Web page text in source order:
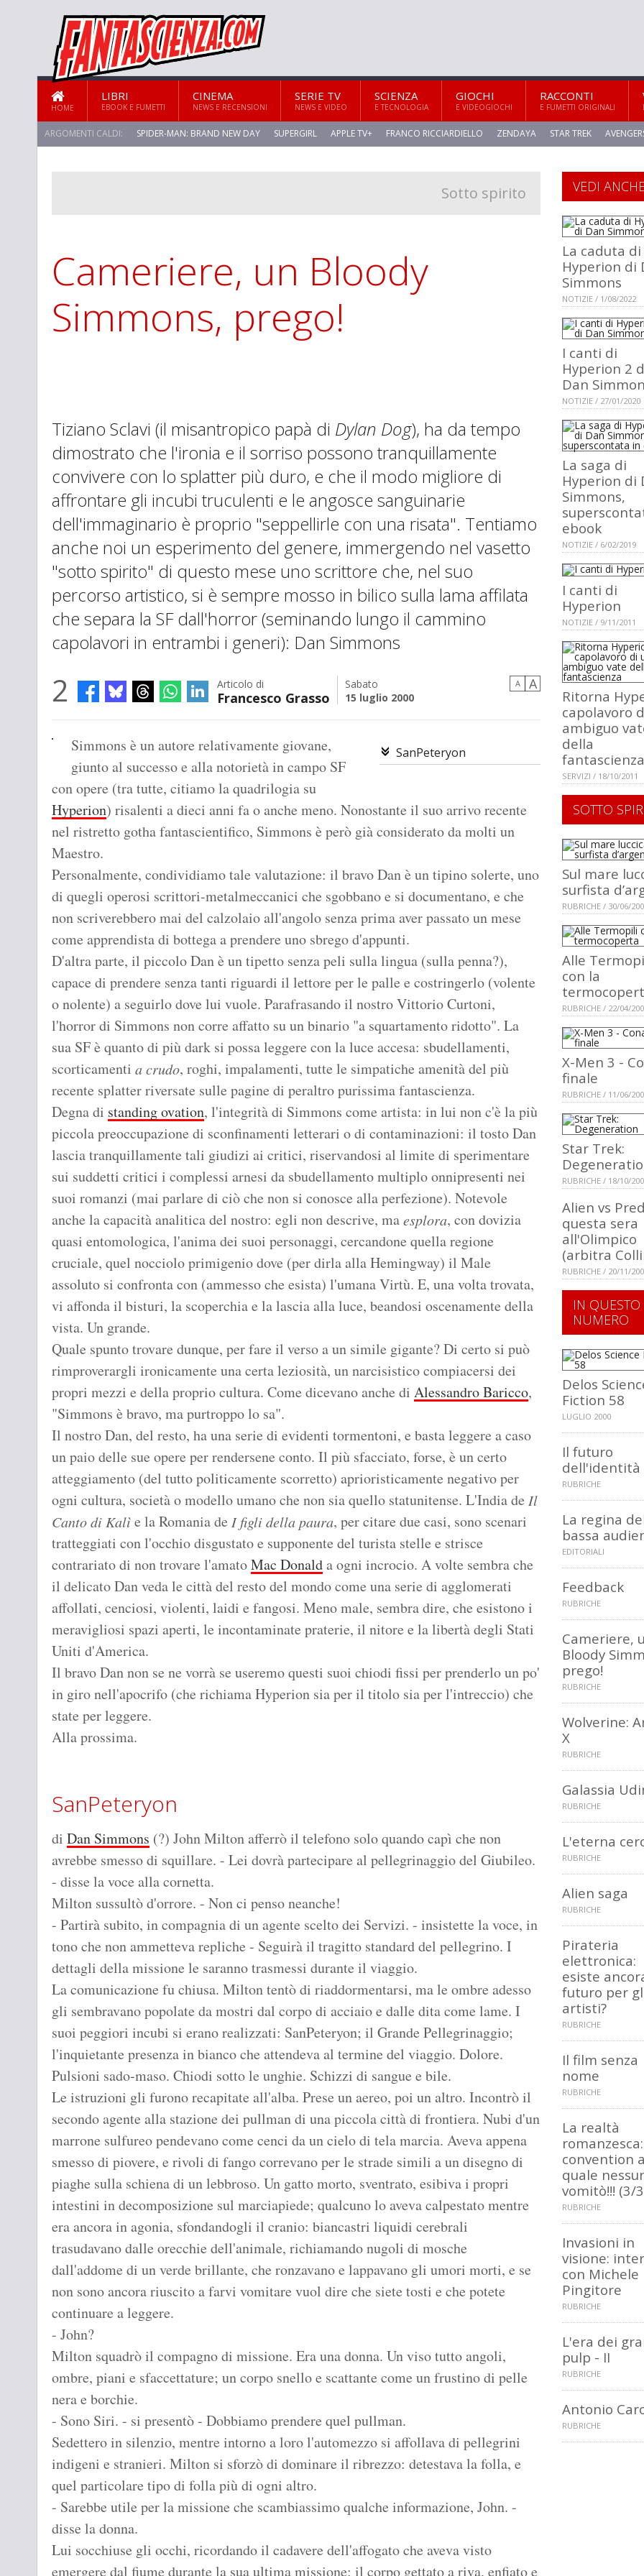
HOME
LIBRI
EBOOK E FUMETTI
CINEMA
NEWS E RECENSIONI
SERIE TV
NEWS E VIDEO
SCIENZA
E TECNOLOGIA
GIOCHI
E VIDEOGIOCHI
RACCONTI
E FUMETTI ORIGINALI
ARGOMENTI CALDI: SPIDER-MAN: BRAND NEW DAY SUPERGIRL APPLE TV+ FRANCO RICCIARDIELLO ZENDAYA STAR TREK
Sotto spirito
Cameriere, un Bloody
Simmons, prego!
Tiziano Sclavi (il misantropico papà di Dylan Dog), ha da tempo
dimostrato che l'ironia e il sorriso possono tranquillamente
convivere con lo splatter più duro, e che il modo migliore di
affrontare gli incubi truculenti e le angosce sanguinarie
dell'immaginario è proprio "seppellirle con una risata". Tentiamo
anche noi un esperimento del genere, immergendo nel vasetto
"sotto spirito" di questo mese uno scrittore che, nel suo
percorso artistico, si è sempre mosso in bilico sulla lama affilata
che separa la SF dall'horror (seminando lungo il cammino
capolavori in entrambi i generi): Dan Simmons
2 Articolo di
Francesco Grasso
Sabato
15 luglio 2000
A A
SanPeteryon
Simmons è un autore relativamente giovane,
giunto al successo e alla notorietà in campo SF
con opere (tra tutte, citiamo la quadrilogia su
Hyperion) risalenti a dieci anni fa o anche meno. Nonostante il suo arrivo recente
nel ristretto gotha fantascientifico, Simmons è però già considerato da molti un
Maestro.
Personalmente, condividiamo tale valutazione: il bravo Dan è un tipino solerte, uno
di quegli operosi scrittori-metalmeccanici che sgobbano e si documentano, e che
non scriverebbero mai del calzolaio all'angolo senza prima aver passato un mese
come apprendista di bottega a prendere uno sbrego d'appunti.
D'altra parte, il piccolo Dan è un tipetto senza peli sulla lingua (sulla penna?),
capace di prendere senza tanti riguardi il lettore per le palle e costringerlo (volente
o nolente) a seguirlo dove lui vuole. Parafrasando il nostro Vittorio Curtoni,
l'horror di Simmons non corre affatto su un binario "a squartamento ridotto". La
sua SF è quanto di più dark si possa leggere con la luce accesa: sbudellamenti,
scorticamenti a crudo, roghi, impalamenti, tutte le simpatiche amenità del più
recente splatter riversate sulle pagine di peraltro purissima fantascienza.
Degna di standing ovation, l'integrità di Simmons come artista: in lui non c'è la più
piccola preoccupazione di sconfinamenti letterari o di contaminazioni: il tosto Dan
lascia tranquillamente tali giudizi ai critici, riservandosi al limite di sperimentare
sui suddetti critici i complessi arnesi da sbudellamento multiplo onnipresenti nei
suoi romanzi (mai parlare di ciò che non si conosce alla perfezione). Notevole
anche la capacità analitica del nostro: egli non descrive, maesplora, con dovizia
quasi entomologica, l'anima dei suoi personaggi, cercandone quella regione
cruciale, quel nocciolo primigenio dove (per dirla alla Hemingway) il Male
assoluto si confronta con (ammesso che esista) l'umana Virtù. E, una volta trovata,
vi affonda il bisturi, la scoperchia e la lascia alla luce, beandosi oscenamente della
vista. Un grande.
Quale spunto trovare dunque, per fare il verso a un simile gigante? Di certo si può
rimproverargli ironicamente una certa leziosità, un narcisistico compiacersi dei
propri mezzi e della proprio cultura. Come dicevano anche di Alessandro Baricco,
"Simmons è bravo, ma purtroppo lo sa".
Il nostro Dan, del resto, ha una serie di evidenti tormentoni, e basta leggere a caso
un paio delle sue opere per rendersene conto. Il più sfacciato, forse, è un certo
atteggiamento (del tutto politicamente scorretto) aprioristicamente negativo per
ogni cultura, società o modello umano che non sia quello statunitense. L'India de Il
Canto di Kalìe la Romania de I figli della paura, per citare due casi, sono scenari
tratteggiati con l'occhio disgustato e supponente del turista stelle e strisce
contrariato di non trovare l'amatoMac Donalda ogni incrocio. A volte sembra che
il delicato Dan veda le città del resto del mondo come una serie di agglomerati
affollati, cenciosi, violenti, laidi e fangosi. Meno male, sembra dire, che esistono i
meravigliosi spazi aperti, le incontaminate praterie, il nitore e la libertà degli Stati
Uniti d'America.
Il bravo Dan non se ne vorrà se useremo questi suoi chiodi fissi per prenderlo un po'
in giro nell'apocrifo (che richiama Hyperion sia per il titolo sia per l'intreccio) che
state per leggere.
Alla prossima.
SanPeteryon
di Dan Simmons (?) John Milton afferrò il telefono solo quando capì che non
avrebbe smesso di squillare. - Lei dovrà partecipare al pellegrinaggio del Giubileo.
- disse la voce alla cornetta.
Milton sussultò d'orrore. - Non ci penso neanche!
- Partirà subito, in compagnia di un agente scelto dei Servizi. - insistette la voce, in
tono che non ammetteva repliche - Seguirà il tragitto standard del pellegrino. I
dettagli della missione le saranno trasmessi durante il viaggio.
La comunicazione fu chiusa. Milton tentò di riaddormentarsi, ma le ombre adesso
gli sembravano popolate da mostri dal corpo di acciaio e dalle dita come lame. I
suoi peggiori incubi si erano realizzati: SanPeteryon; il Grande Pellegrinaggio;
l'inquietante presenza in bianco che attendeva al termine del viaggio. Dolore.
Pulsioni sado-maso. Chiodi sotto le unghie. Schizzi di sangue e bile.
Le istruzioni gli furono recapitate all'alba. Prese un aereo, poi un altro. Incontrò il
secondo agente alla stazione dei pullman di una piccola città di frontiera. Nubi d'un
marrone sulfureo pendevano come cenci da un cielo di tela marcia. Aveva appena
smesso di piovere, e rivoli di fango correvano per le strade simili a un disegno di
piaghe sulla schiena di un lebbroso. Un gatto morto, sventrato, esibiva i propri
intestini in decomposizione sul marciapiede; qualcuno lo aveva calpestato mentre
era ancora in agonia, sfondandogli il cranio: biancastri liquidi cerebrali
trasudavano dalle orecchie dell'animale, richiamando nugoli di mosche
dall'addome di un verde brillante, che ronzavano e lappavano gli umori morti, e se
non sono ancora riuscito a farvi vomitare vuol dire che siete tosti e che potete
continuare a leggere.
- John?
Milton squadrò il compagno di missione. Era una donna. Un viso tutto angoli,
ombre, piani e sfaccettature; un corpo snello e scattante come un frustino di pelle
nera e borchie.
- Sono Siri. - si presentò - Dobbiamo prendere quel pullman.
Sedettero in silenzio, mentre intorno a loro l'automezzo si affollava di pellegrini
indigeni e stranieri. Milton si sforzò di dominare il ribrezzo: detestava la folla, e
quel particolare tipo di folla più di ogni altro.
- Sarebbe utile per la missione che scambiassimo qualche informazione, John. -
disse la donna.
Lui socchiuse gli occhi, ricordando il cadavere dell'affogato che aveva visto
emergere dal fiume durante la sua ultima missione: il corpo gettato a riva, enfiato e
VEDI ANCHE
La caduta di
Hyperion di
Simmons
NOTIZIE / 1/08/2022
I canti di
Hyperion 2
Dan
NOTIZIE / 27/01/2020
La saga di
Hyperion di
Simmons,
ebook
NOTIZIE / 6/02/2019
I canti di
Hyperion
NOTIZIE / 9/11/2011
Ritorna
capolavoro
ambiguo
della
fantascienza
SERVIZI / 18/10/2011
SOTTO
Sul mare
surfista
RUBRICHE / 30/06/
Alle
con la
RUBRICHE / 22/04/
X-Men 3 -
finale
RUBRICHE / 11/06/
Star Trek:
RUBRICHE / 18/10/
Alien vs
questa sera
all'Olimpico
(arbitra
RUBRICHE / 20/11/
IN QUESTO
NUMERO
Delos
Fiction 58
LUGLIO 2000
Il futuro
dell'identità
RUBRICHE
La regina
bassa
EDITORIALI
Feedback
RUBRICHE
Cameriere,
Bloody
prego!
RUBRICHE
Wolverine:
X
RUBRICHE
Galassia
RUBRICHE
L'eterna
RUBRICHE
Alien saga
RUBRICHE
Pirateria
elettronica:
esiste
futuro per
artisti?
RUBRICHE
Il film senza
nome
RUBRICHE
La realtà
convention
quale
vomitò!!! (3/
RUBRICHE
Invasioni in
visione:
con Michele
Pingitore
RUBRICHE
L'era dei
pulp - II
RUBRICHE
Antonio
RUBRICHE